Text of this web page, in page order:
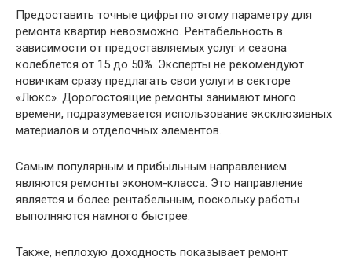
Предоставить точные цифры по этому параметру для
ремонта квартир невозможно. Рентабельность в
зависимости от предоставляемых услуг и сезона
колеблется от 15 до 50%. Эксперты не рекомендуют
новичкам сразу предлагать свои услуги в секторе
«Люкс». Дорогостоящие ремонты занимают много
времени, подразумевается использование эксклюзивных
материалов и отделочных элементов.
Самым популярным и прибыльным направлением
являются ремонты эконом-класса. Это направление
является и более рентабельным, поскольку работы
выполняются намного быстрее.
Также, неплохую доходность показывает ремонт